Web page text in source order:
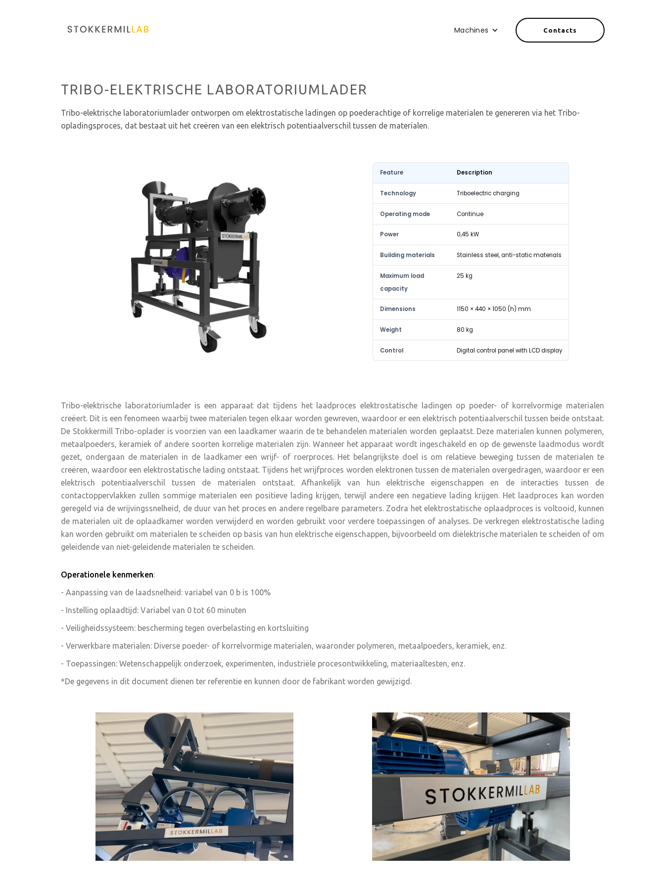
Machines Contacts
TRIBO-ELEKTRISCHE LABORATORIUMLADER
Tribo-elektrische laboratoriumlader ontworpen om elektrostatische ladingen op poederachtige of korrelige materialen te genereren via het Tribo-
opladingsproces, dat bestaat uit het creëren van een elektrisch potentiaalverschil tussen de materialen.
Feature Description
Technology Triboelectric charging
Operating mode Continue
Power 0,45 kW
Building materials Stainless steel, anti-static materials
Maximum load
capacity
25 kg
Dimensions 1150 × 440 × 1050 (h) mm
Weight 80 kg
Control Digital control panel with LCD display
Tribo-elektrische laboratoriumlader is een apparaat dat tijdens het laadproces elektrostatische ladingen op poeder- of korrelvormige materialen
creëert. Dit is een fenomeen waarbij twee materialen tegen elkaar worden gewreven, waardoor er een elektrisch potentiaalverschil tussen beide ontstaat.
De Stokkermill Tribo-oplader is voorzien van een laadkamer waarin de te behandelen materialen worden geplaatst. Deze materialen kunnen polymeren,
metaalpoeders, keramiek of andere soorten korrelige materialen zijn. Wanneer het apparaat wordt ingeschakeld en op de gewenste laadmodus wordt
gezet, ondergaan de materialen in de laadkamer een wrijf- of roerproces. Het belangrijkste doel is om relatieve beweging tussen de materialen te
creëren, waardoor een elektrostatische lading ontstaat. Tijdens het wrijfproces worden elektronen tussen de materialen overgedragen, waardoor er een
elektrisch potentiaalverschil tussen de materialen ontstaat. Afhankelijk van hun elektrische eigenschappen en de interacties tussen de
contactoppervlakken zullen sommige materialen een positieve lading krijgen, terwijl andere een negatieve lading krijgen. Het laadproces kan worden
geregeld via de wrijvingssnelheid, de duur van het proces en andere regelbare parameters. Zodra het elektrostatische oplaadproces is voltooid, kunnen
de materialen uit de oplaadkamer worden verwijderd en worden gebruikt voor verdere toepassingen of analyses. De verkregen elektrostatische lading
kan worden gebruikt om materialen te scheiden op basis van hun elektrische eigenschappen, bijvoorbeeld om diëlektrische materialen te scheiden of om
geleidende van niet-geleidende materialen te scheiden.
Operationele kenmerken:
- Aanpassing van de laadsnelheid: variabel van 0 b is 100%
- Instelling oplaadtijd: Variabel van 0 tot 60 minuten
- Veiligheidssysteem: bescherming tegen overbelasting en kortsluiting
- Verwerkbare materialen: Diverse poeder- of korrelvormige materialen, waaronder polymeren, metaalpoeders, keramiek, enz.
- Toepassingen: Wetenschappelijk onderzoek, experimenten, industriële procesontwikkeling, materiaaltesten, enz.
*De gegevens in dit document dienen ter referentie en kunnen door de fabrikant worden gewijzigd.